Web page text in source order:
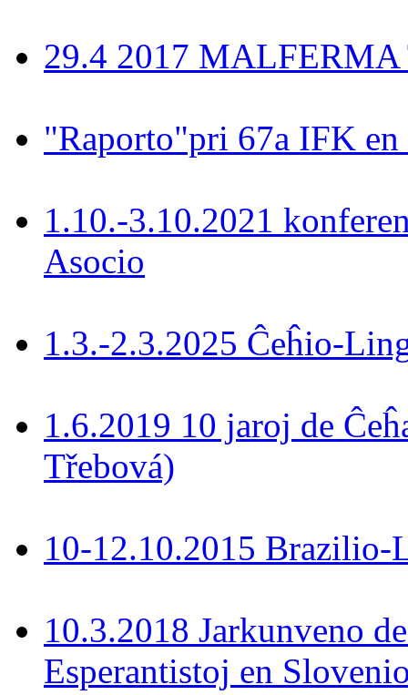
29.4 2017
"Raporto"pri 67a IFK
1.10.-3.10.2021
Asocio
1.3.-2.3.2025 Ĉeĥio-
1.6.2019 10 jaroj de
Třebová)
10-12.10.2015
10.3.2018 Jarkunveno
Esperantistoj en